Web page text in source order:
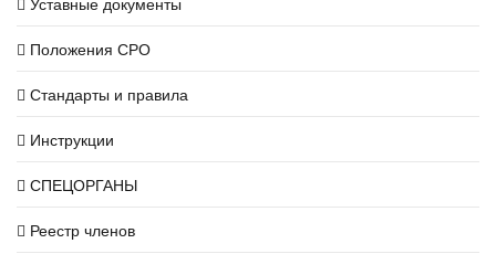
Положения СРО
Стандарты и правила
Инструкции
СПЕЦОРГАНЫ
Реестр членов